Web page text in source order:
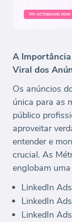
A
Viral dos
Os anúncios
única para as
público
aproveitar
entender e
crucial. As
englobam
LinkedIn
LinkedIn
LinkedIn